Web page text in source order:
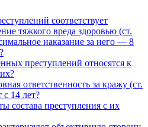
соответствует
тяжкого вреда здоровью (ст.
наказание за него — 8
преступлений относятся к
ответственность за кражу (ст.
14 лет?
состава преступления с их